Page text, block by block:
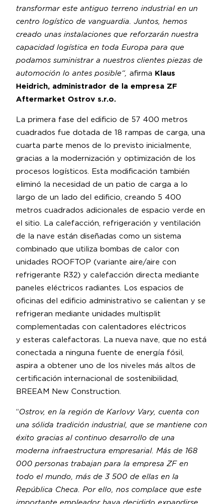
transformar este antiguo terreno industrial en un
centro logístico de vanguardia. Juntos, hemos
creado unas instalaciones que reforzarán nuestra
capacidad logística en toda Europa para que
podamos suministrar a nuestros clientes piezas de
automoción lo antes posible“, afirma Klaus
Heidrich, administrador de la empresa ZF
Aftermarket Ostrov s.r.o.
La primera fase del edificio de 57 400 metros
cuadrados fue dotada de 18 rampas de carga, una
cuarta parte menos de lo previsto inicialmente,
gracias a la modernización y optimización de los
procesos logísticos. Esta modificación también
eliminó la necesidad de un patio de carga a lo
largo de un lado del edificio, creando 5 400
metros cuadrados adicionales de espacio verde en
el sitio. La calefacción, refrigeración y ventilación
de la nave están diseñadas como un sistema
combinado que utiliza bombas de calor con
unidades ROOFTOP (variante aire/aire con
refrigerante R32) y calefacción directa mediante
paneles eléctricos radiantes. Los espacios de
oficinas del edificio administrativo se calientan y se
refrigeran mediante unidades multisplit
complementadas con calentadores eléctricos
y esteras calefactoras. La nueva nave, que no está
conectada a ninguna fuente de energía fósil,
aspira a obtener uno de los niveles más altos de
certificación internacional de sostenibilidad,
BREEAM New Construction.
“Ostrov, en la región de Karlovy Vary, cuenta con
una sólida tradición industrial, que se mantiene con
éxito gracias al continuo desarrollo de una
moderna infraestructura empresarial. Más de 168
000 personas trabajan para la empresa ZF en
todo el mundo, más de 3 500 de ellas en la
República Checa. Por ello, nos complace que este